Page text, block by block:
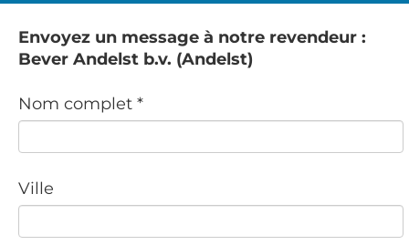
Envoyez un message à notre revendeur :
Bever Andelst b.v. (Andelst)
Nom complet *
Ville